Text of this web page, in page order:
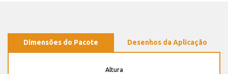
Dimensões do Pacote Desenhos da Aplicação
Altura